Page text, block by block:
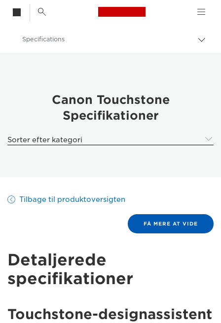
Canon Logo, back
Skift
Erhvervsprodukter
Software til erhverv
Specifications
Canon Touchstone
Specifikationer
Sorter efter kategori
Tilbage til produktoversigten
FÅ MERE AT VIDE
Detaljerede
specifikationer
Touchstone-designassistent